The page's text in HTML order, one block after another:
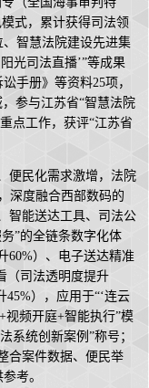
式，累计获得司法领
智慧法院建设先进集
光司法直播’”等成果
手册》等资料25项，
参与江苏省“智慧法院
点工作，获评“江苏省
便民化需求激增，法院
深度融合西部数码的
智能送达工具、司法公
”的全链条数字化体
60%）、电子送达精准
（司法透明度提升
），应用于“‘连云
视频开庭+智能执行”模
系统创新案例”称号；
合案件数据、便民举
考。